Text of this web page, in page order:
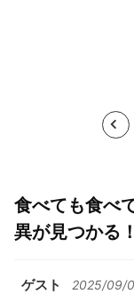
<
食べても食べ
異が見つかる
ゲスト 2025/09/